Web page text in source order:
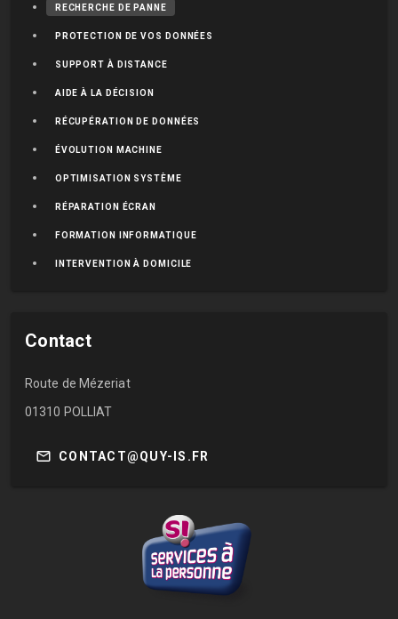
RECHERCHE DE PANNE
PROTECTION DE VOS DONNÉES
SUPPORT À DISTANCE
AIDE À LA DÉCISION
RÉCUPÉRATION DE DONNÉES
ÉVOLUTION MACHINE
OPTIMISATION SYSTÈME
RÉPARATION ÉCRAN
FORMATION INFORMATIQUE
INTERVENTION À DOMICILE
Contact
Route de Mézeriat
01310 POLLIAT
mail CONTACT@QUY-IS.FR